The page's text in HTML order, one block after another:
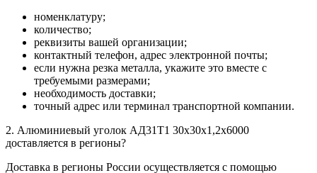
номенклатуру;
количество;
реквизиты вашей организации;
контактный телефон, адрес электронной почты;
если нужна резка металла, укажите это вместе с
требуемыми размерами;
необходимость доставки;
точный адрес или терминал транспортной компании.
2. Алюминиевый уголок АД31Т1 30х30х1,2х6000
доставляется в регионы?
Доставка в регионы России осуществляется с помощью